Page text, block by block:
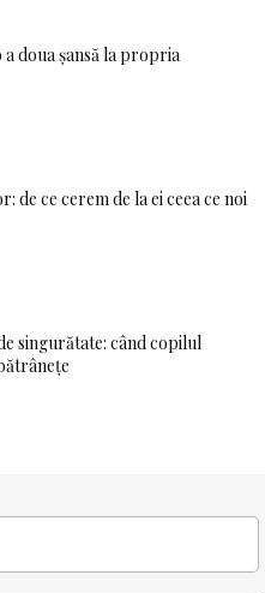
doua șansă la propria
de ce cerem de la ei ceea ce noi
singurătate: când copilul